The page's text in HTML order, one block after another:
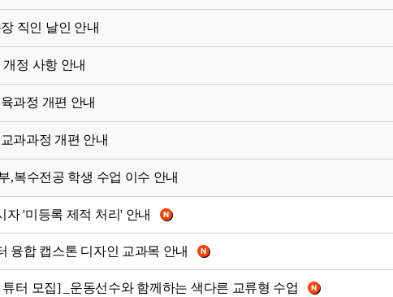
직인 날인 안내
정 사항 안내
과정 개편 안내
과과정 개편 안내
,복수전공 학생 수업 이수 안내
자 '미등록 제적 처리' 안내
융합 캡스톤 디자인 교과목 안내
터 모집] _운동선수와 함께하는 색다른 교류형 수업